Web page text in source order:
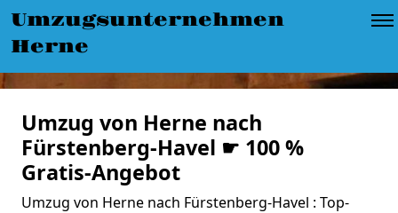
Umzugsunternehmen
Herne
Umzug von Herne nach
Fürstenberg-Havel ☛ 100 %
Gratis-Angebot
Umzug von Herne nach Fürstenberg-Havel : Top-